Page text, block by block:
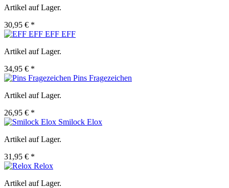
Artikel auf Lager.
30,95 € *
EFF EFF
Artikel auf Lager.
34,95 € *
Pins Fragezeichen
Artikel auf Lager.
26,95 € *
Smilock Elox
Artikel auf Lager.
31,95 € *
Relox
Artikel auf Lager.